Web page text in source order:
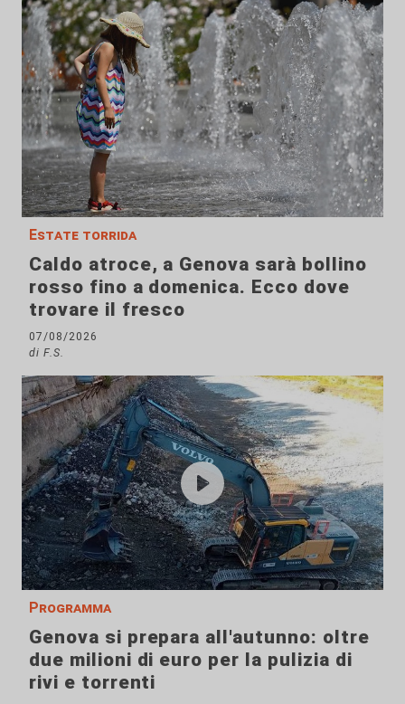
Estate torrida
Caldo atroce, a Genova sarà bollino
rosso fino a domenica. Ecco dove
trovare il fresco
07/08/2026
di F.S.
Programma
Genova si prepara all'autunno: oltre
due milioni di euro per la pulizia di
rivi e torrenti